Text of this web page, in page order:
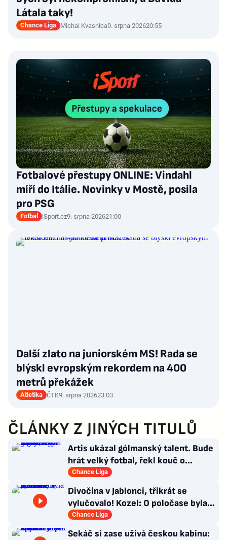
Látala taky!
Chance Liga Michal Kvasnica9. srpna 202620:55
Fotbalové přestupy ONLINE: Vindahl
míří do Itálie. Novinky v Mostě, posila
pro PSG
Fotbal iSport.cz9. srpna 202621:00
Další zlato na juniorském MS! Rada se
blýskl evropským rekordem na 400
metrů překážek
Atletika ČTK9. srpna 202623:03
ČLÁNKY Z JINÝCH TITULŮ
Artis ukázal gólmanský talent. Bude
hrát velký fotbal, řekl kouč o
Kašíkovi. Body ale má Sigma
Chance Liga
Divočina v Jablonci, třikrát se
vylučovalo! Kozel: O poločase byla v
kabině bouřka
Chance Liga
Sekáč si zase užívá českou kabinu: